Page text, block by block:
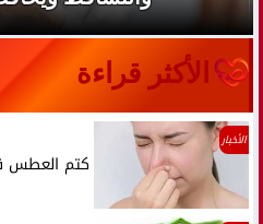
الأكثر قراءة
الأخبار
كتم العطس